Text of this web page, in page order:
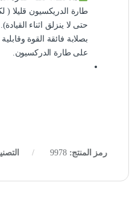
طارة الدريكسيون قليلا (
حتى لا ينزلق اثناء
بصلابة فائقة القوة
على طارة الدركسيون.
رمز المنتج:9978